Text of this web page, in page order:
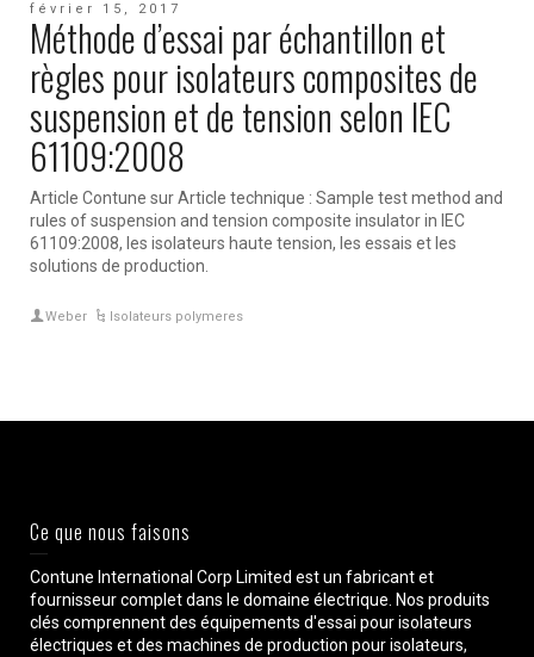
février 15, 2017
Méthode d’essai par échantillon et
règles pour isolateurs composites de
suspension et de tension selon IEC
61109:2008
Article Contune sur Article technique : Sample test method and
rules of suspension and tension composite insulator in IEC
61109:2008, les isolateurs haute tension, les essais et les
solutions de production.
Weber Isolateurs polymeres
Ce que nous faisons
Contune International Corp Limited est un fabricant et
fournisseur complet dans le domaine électrique. Nos produits
clés comprennent des équipements d'essai pour isolateurs
électriques et des machines de production pour isolateurs,